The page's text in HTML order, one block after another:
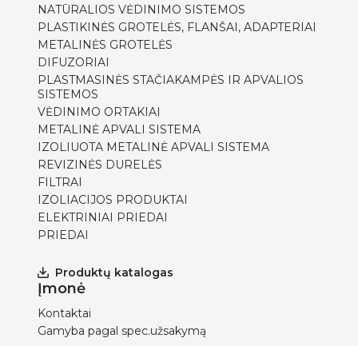
NATŪRALIOS VĖDINIMO SISTEMOS
PLASTIKINĖS GROTELĖS, FLANŠAI, ADAPTERIAI
METALINĖS GROTELĖS
DIFUZORIAI
PLASTMASINĖS STAČIAKAMPĖS IR APVALIOS
SISTEMOS
VĖDINIMO ORTAKIAI
METALINĖ APVALI SISTEMA
IZOLIUOTA METALINĖ APVALI SISTEMA
REVIZINĖS DURELĖS
FILTRAI
IZOLIACIJOS PRODUKTAI
ELEKTRINIAI PRIEDAI
PRIEDAI
Produktų katalogas
Įmonė
Kontaktai
Gamyba pagal spec.užsakymą